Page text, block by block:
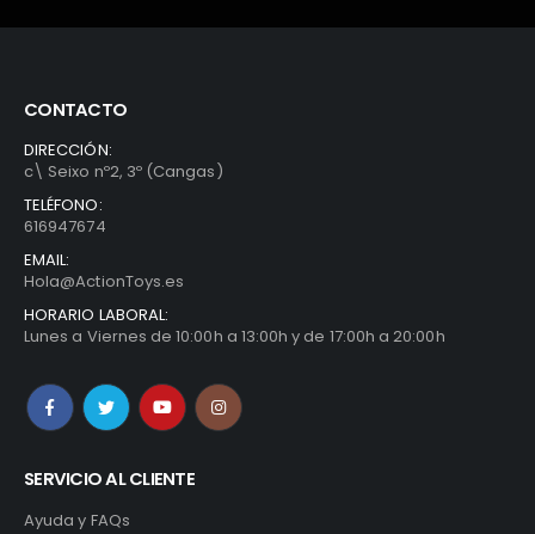
CONTACTO
DIRECCIÓN:
c\ Seixo nº2, 3º (Cangas)
TELÉFONO:
616947674
EMAIL:
Hola@ActionToys.es
HORARIO LABORAL:
Lunes a Viernes de 10:00h a 13:00h y de 17:00h a 20:00h
SERVICIO AL CLIENTE
Ayuda y FAQs